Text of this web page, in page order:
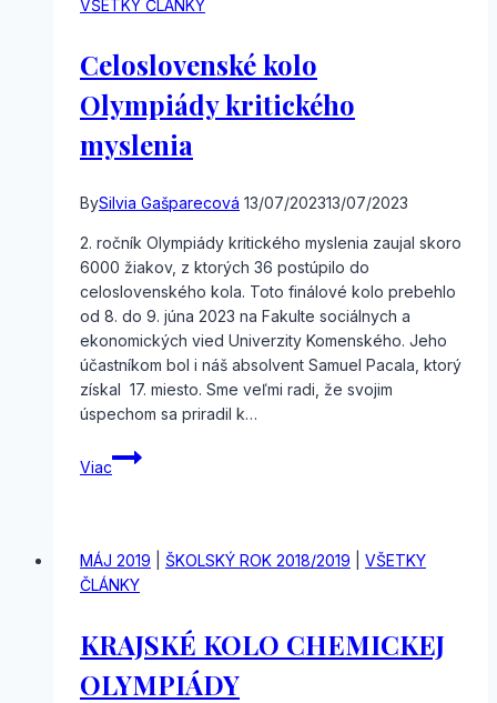
VŠETKY ČLÁNKY
Celoslovenské kolo
Olympiády kritického
myslenia
BySilvia Gašparecová 13/07/202313/07/2023
2. ročník Olympiády kritického myslenia zaujal skoro
6000 žiakov, z ktorých 36 postúpilo do
celoslovenského kola. Toto finálové kolo prebehlo
od 8. do 9. júna 2023 na Fakulte sociálnych a
ekonomických vied Univerzity Komenského. Jeho
účastníkom bol i náš absolvent Samuel Pacala, ktorý
získal 17. miesto. Sme veľmi radi, že svojim
úspechom sa priradil k…
Viac
Celoslovenské
kolo
myslenia
MÁJ 2019 ŠKOLSKÝ ROK 2018/2019
VŠETKY
ČLÁNKY
KRAJSKÉ KOLO CHEMICKEJ
OLYMPIÁDY